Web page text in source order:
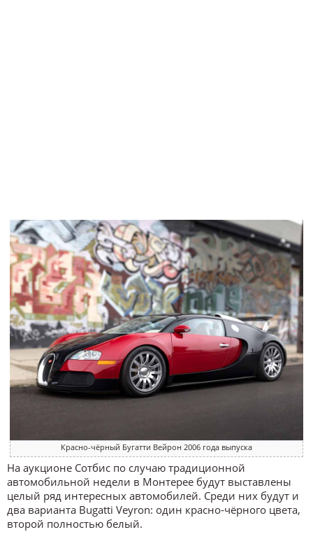
Красно-чёрный Бугатти Вейрон 2006 года выпуска
На аукционе Сотбис по случаю традиционной
автомобильной недели в Монтерее будут выставлены
целый ряд интересных автомобилей. Среди них будут и
два варианта Bugatti Veyron: один красно-чёрного цвета,
второй полностью белый.